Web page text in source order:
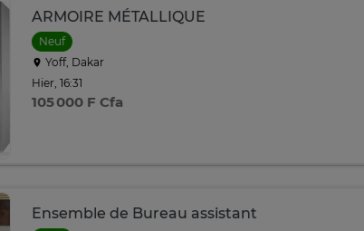
ARMOIRE MÉTALLIQUE
Neuf
Yoff, Dakar
Hier, 16:31
105 000 F Cfa
Ensemble de Bureau assistant